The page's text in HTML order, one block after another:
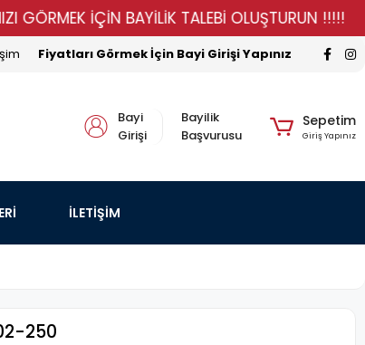
İÇİN BAYİLİK TALEBİ OLUŞTURUN !!!!!
Fiyatları Görmek İçin Bayi Girişi Yapınız
Bayi
Girişi
Bayilik
Başvurusu
Sepetim
Giriş Yapınız
İLETİŞİM
250